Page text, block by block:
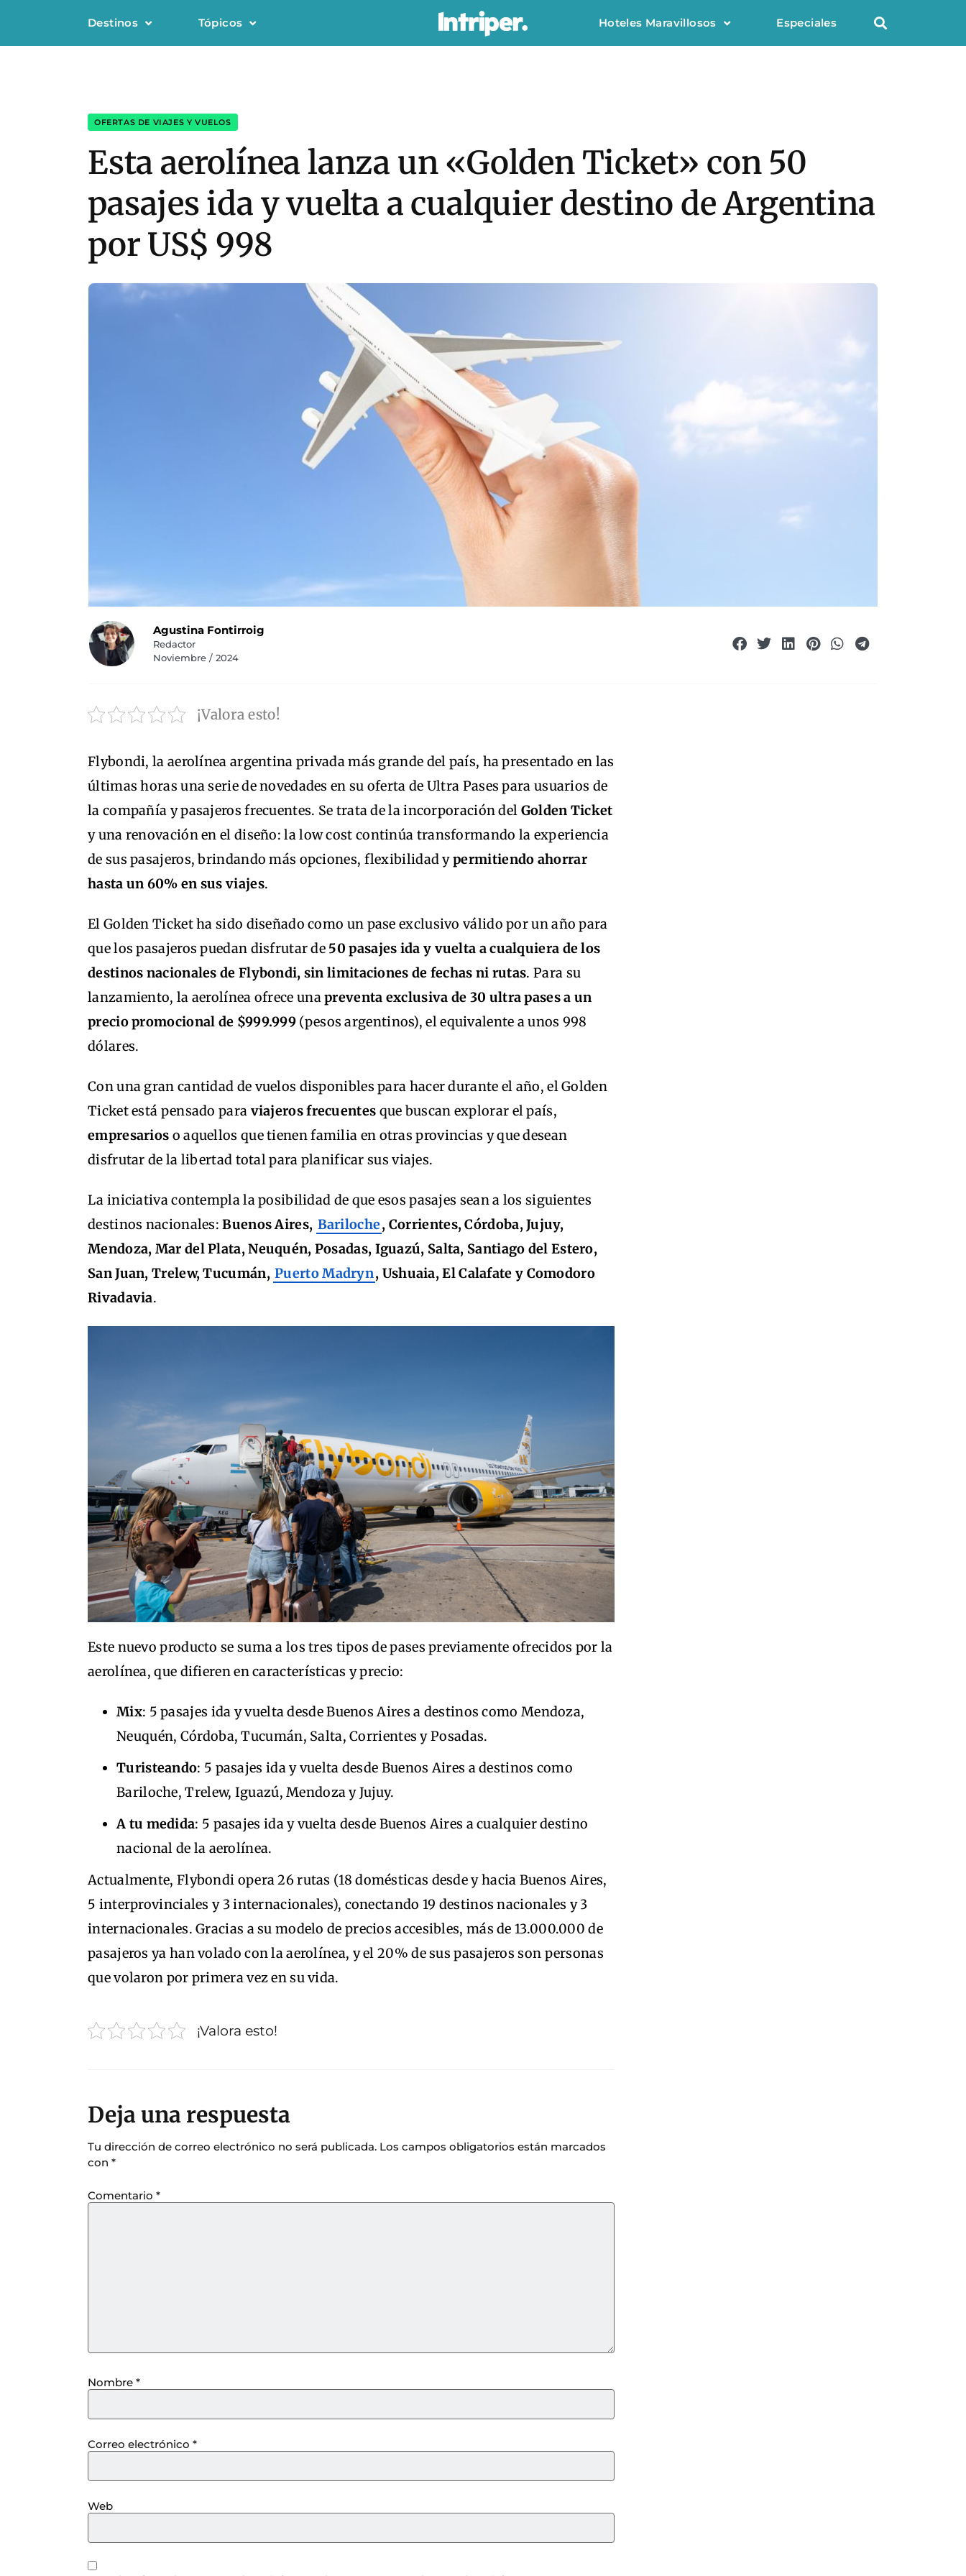
Destinos Tópicos Hoteles Maravillosos Especiales
OFERTAS DE VIAJES Y VUELOS
Esta aerolínea lanza un «Golden Ticket» con 50
pasajes ida y vuelta a cualquier destino de Argentina
por US$ 998
Agustina Fontirroig
Redactor
Noviembre / 2024
¡Valora esto!
Flybondi, la aerolínea argentina privada más grande del país, ha presentado en las
últimas horas una serie de novedades en su oferta de Ultra Pases para usuarios de
la compañía y pasajeros frecuentes. Se trata de la incorporación del Golden Ticket
y una renovación en el diseño: la low cost continúa transformando la experiencia
de sus pasajeros, brindando más opciones, flexibilidad ypermitiendo ahorrar
hasta un 60% en sus viajes.
El Golden Ticket ha sido diseñado como un pase exclusivo válido por un año para
que los pasajeros puedan disfrutar de 50 pasajes ida y vuelta a cualquiera de los
destinos nacionales de Flybondi, sin limitaciones de fechas ni rutas. Para su
lanzamiento, la aerolínea ofrece unapreventa exclusiva de 30 ultra pases a un
precio promocional de $999.999 (pesos argentinos), el equivalente a unos 998
dólares.
Con una gran cantidad de vuelos disponibles para hacer durante el año, el Golden
Ticket está pensado para viajeros frecuentes que buscan explorar el país,
empresarios o aquellos que tienen familia en otras provincias y que desean
disfrutar de la libertad total para planificar sus viajes.
La iniciativa contempla la posibilidad de que esos pasajes sean a los siguientes
destinos nacionales: Buenos Aires, Bariloche, Corrientes, Córdoba, Jujuy,
Mendoza, Mar del Plata, Neuquén, Posadas, Iguazú, Salta, Santiago del Estero,
San Juan, Trelew, Tucumán, Puerto Madryn, Ushuaia, El Calafate y Comodoro
Rivadavia.
Este nuevo producto se suma a los tres tipos de pases previamente ofrecidos por la
aerolínea, que difieren en características y precio:
Mix: 5 pasajes ida y vuelta desde Buenos Aires a destinos como Mendoza,
Neuquén, Córdoba, Tucumán, Salta, Corrientes y Posadas.
Turisteando: 5 pasajes ida y vuelta desde Buenos Aires a destinos como
Bariloche, Trelew, Iguazú, Mendoza y Jujuy.
A tu medida: 5 pasajes ida y vuelta desde Buenos Aires a cualquier destino
nacional de la aerolínea.
Actualmente, Flybondi opera 26 rutas (18 domésticas desde y hacia Buenos Aires,
5 interprovinciales y 3 internacionales), conectando 19 destinos nacionales y 3
internacionales. Gracias a su modelo de precios accesibles, más de 13.000.000 de
pasajeros ya han volado con la aerolínea, y el 20% de sus pasajeros son personas
que volaron por primera vez en su vida.
¡Valora esto!
Deja una respuesta
Tu dirección de correo electrónico no será publicada. Los campos obligatorios están marcados
con *
Comentario *
Nombre *
Correo electrónico *
Web